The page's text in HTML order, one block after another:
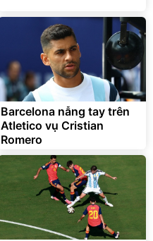
Xe đạp điện trợ lực G-
Force C14 gấp gọn bỏ cốp
tiện lợi
9.900.000 đ
7.092.000
Đang xem nhiều
G-FORCE VIETNA
Barcelona nẫng tay trên
Atletico vụ Cristian
Romero